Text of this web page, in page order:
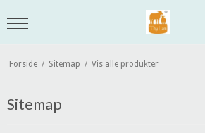
Forside / Sitemap / Vis alle produkter
Sitemap